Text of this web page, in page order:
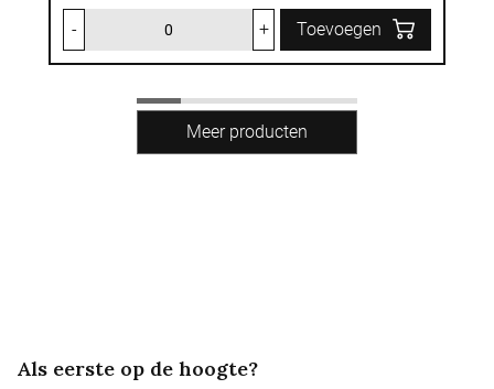
- + Toevoegen
Als eerste op de hoogte?